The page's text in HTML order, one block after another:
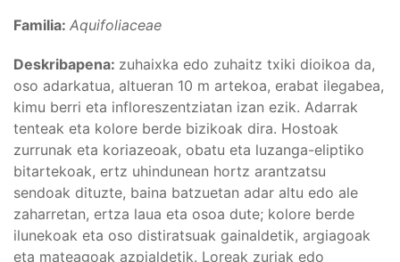
Familia: Aquifoliaceae
Deskribapena: zuhaixka edo zuhaitz txiki dioikoa da,
oso adarkatua, altueran 10 m artekoa, erabat ilegabea,
kimu berri eta infloreszentziatan izan ezik. Adarrak
tenteak eta kolore berde bizikoak dira. Hostoak
zurrunak eta koriazeoak, obatu eta luzanga-eliptiko
bitartekoak, ertz uhindunean hortz arantzatsu
sendoak dituzte, baina batzuetan adar altu edo ale
zaharretan, ertza laua eta osoa dute; kolore berde
ilunekoak eta oso distiratsuak gainaldetik, argiagoak
eta mateagoak azpialdetik. Loreak zuriak edo